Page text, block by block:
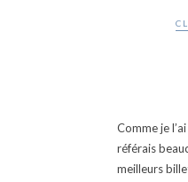
Comme je
référais
meilleurs